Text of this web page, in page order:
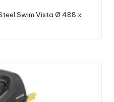
Swim Vista Ø 488 x